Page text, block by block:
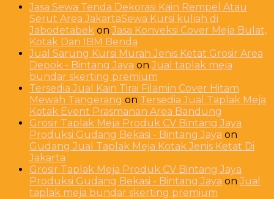
Jasa Sewa Tenda Dekorasi Kain Rempel Atau
Serut Area JakartaSewa Kursi kuliah di
Jabodetabek onJasa Konveksi Cover Meja Bulat,
Kotak Dan IBM Benda
Jual Sarung Kursi Murah Jenis Ketat Grosir Area
Depok - Bintang Jaya onJual taplak meja
bundar skerting premium
Tersedia Jual Kain Tirai Filamin Cover Hitam
Mewah Tangerang on Tersedia Jual Taplak Meja
Kotak Event Prasmanan Area Bandung
Grosir Taplak Meja Produk CV Bintang Jaya
Produksi Gudang Bekasi - Bintang Jaya on
Gudang Jual Taplak Meja Kotak Jenis Ketat Di
Jakarta
Grosir Taplak Meja Produk CV Bintang Jaya
Produksi Gudang Bekasi - Bintang Jaya onJual
taplak meja bundar skerting premium